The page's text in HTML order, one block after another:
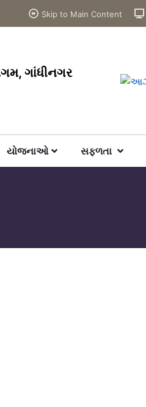
Skip to Main Content
ગાંધીનગર
યોજનાઓ સફળતા